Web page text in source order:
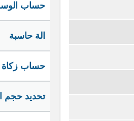
حساب
الة حاسبة
حساب زكاة
تحديد حجم